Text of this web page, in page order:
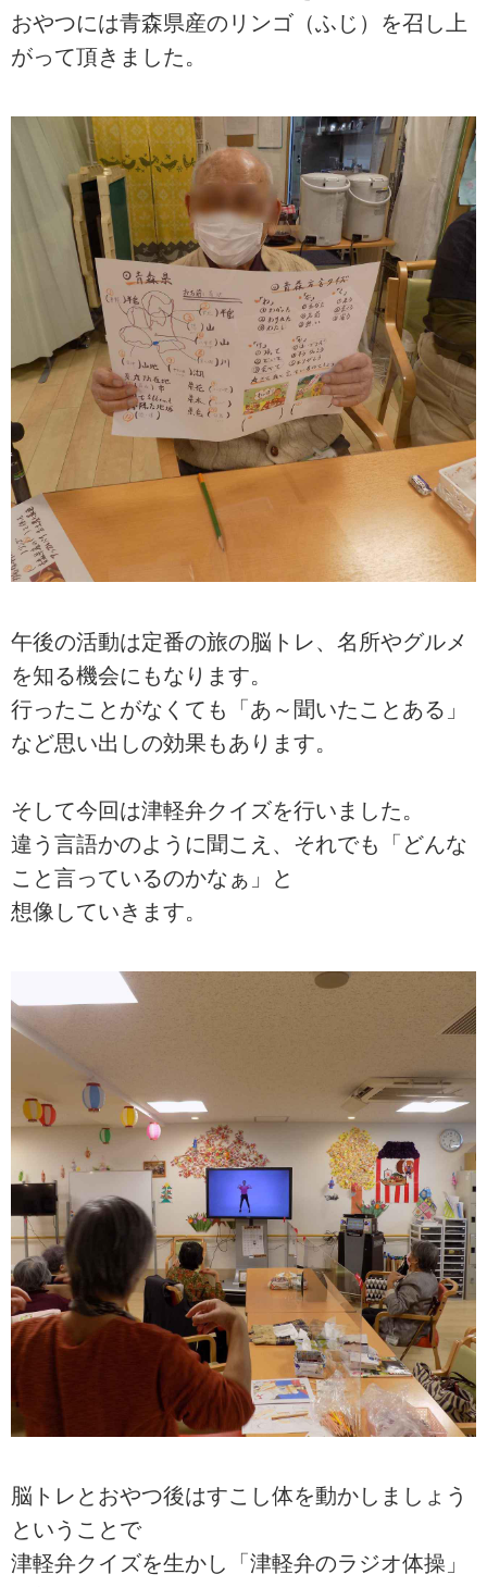
おやつには青森県産のリンゴ（ふじ）を召し上
がって頂きました。
午後の活動は定番の旅の脳トレ、名所やグルメ
を知る機会にもなります。
行ったことがなくても「あ～聞いたことある」
など思い出しの効果もあります。
そして今回は津軽弁クイズを行いました。
違う言語かのように聞こえ、それでも「どんな
こと言っているのかなぁ」と
想像していきます。
脳トレとおやつ後はすこし体を動かしましょう
ということで
津軽弁クイズを生かし「津軽弁のラジオ体操」